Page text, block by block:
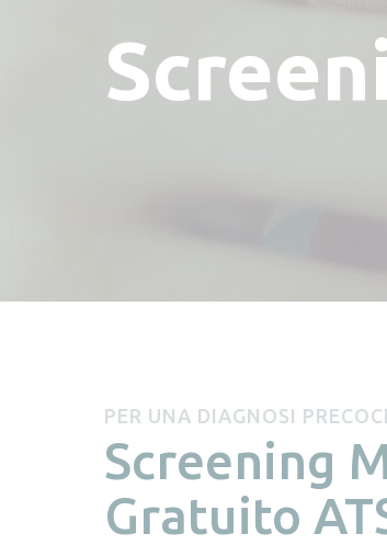
PER UNA DIAGNOSI
Screening
Gratuito